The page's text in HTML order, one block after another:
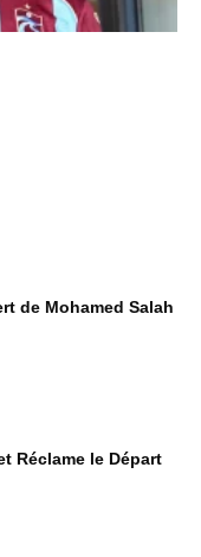
de Mohamed Salah
Réclame le Départ